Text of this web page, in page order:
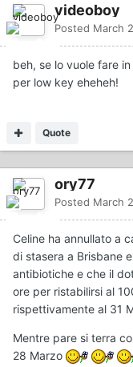
videoboy
Posted March
beh, se lo vuole fare
per low key eheheh!
Quote
ory77
Posted March
Celine ha annullato a
di stasera a Brisbane
antibiotiche e che il
ore per ristabilirsi al
rispettivamente al 31
Mentre pare si terra
28 Marzo